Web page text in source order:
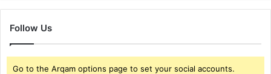
Follow Us
Go to the Arqam options page to set your social accounts.